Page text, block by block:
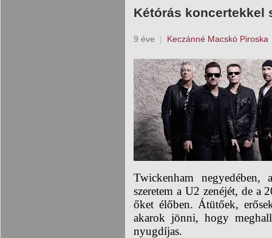
Kétórás koncertekkel
9 éve | Keczánné Macskó Piroska
Twickenham
szeretem a U2 zenéjét, de a
őket élőben. Átütőek,
akarok jönni, hogy
nyugdíjas.